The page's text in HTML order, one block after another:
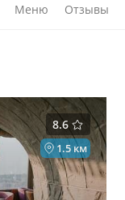
Меню Отзывы
8.6
1.5 км